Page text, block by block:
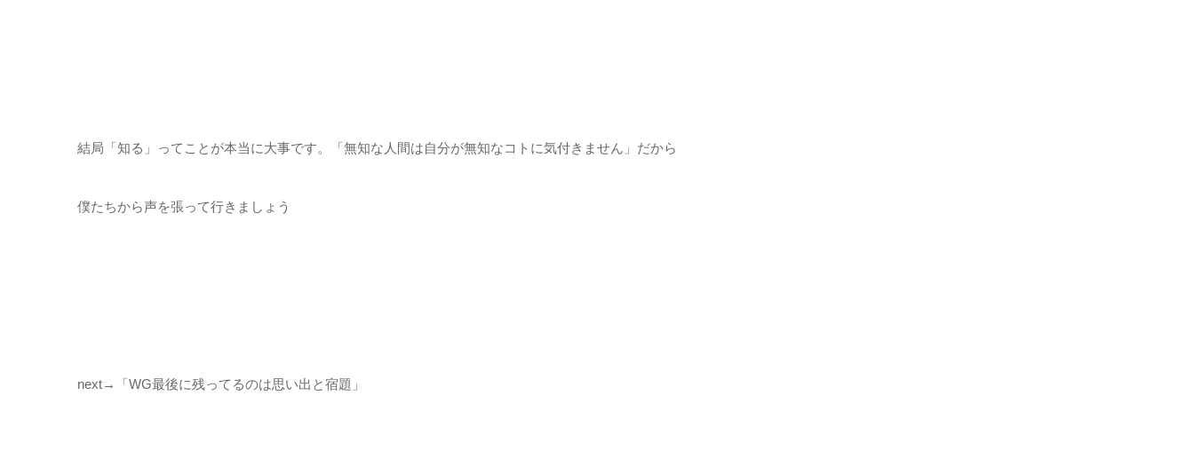
結局「知る」ってことが本当に大事です。「無知な人間は自分が無知なコトに気付きません」だから
僕たちから声を張って行きましょう
next→「WG最後に残ってるのは思い出と宿題」